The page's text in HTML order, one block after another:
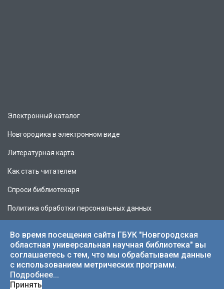
Электронный каталог
Новгородика в электронном виде
Литературная карта
Как стать читателем
Спроси библиотекаря
Политика обработки персональных данных
© 2026 НОУНБ.
Во время посещения сайта ГБУК "Новгородская
областная универсальная научная библиотека" вы
соглашаетесь с тем, что мы обрабатываем данные
с использованием метрических программ.
Подробнее...
Принять